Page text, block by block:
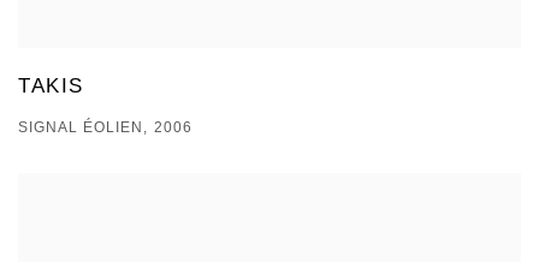
TAKIS
SIGNAL ÉOLIEN, 2006